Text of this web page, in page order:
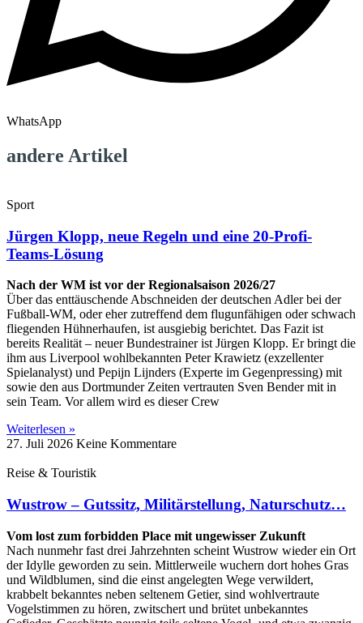
WhatsApp
andere Artikel
Sport
Jürgen Klopp, neue Regeln und eine 20-Profi-
Teams-Lösung
Nach der WM ist vor der Regionalsaison 2026/27
Über das enttäuschende Abschneiden der deutschen Adler bei der
Fußball-WM, oder eher zutreffend dem flugunfähigen oder schwach
fliegenden Hühnerhaufen, ist ausgiebig berichtet. Das Fazit ist
bereits Realität – neuer Bundestrainer ist Jürgen Klopp. Er bringt die
ihm aus Liverpool wohlbekannten Peter Krawietz (exzellenter
Spielanalyst) und Pepijn Lijnders (Experte im Gegenpressing) mit
sowie den aus Dortmunder Zeiten vertrauten Sven Bender mit in
sein Team. Vor allem wird es dieser Crew
Weiterlesen »
27. Juli 2026 Keine Kommentare
Reise & Touristik
Wustrow – Gutssitz, Militärstellung, Naturschutz…
Vom lost zum forbidden Place mit ungewisser Zukunft
Nach nunmehr fast drei Jahrzehnten scheint Wustrow wieder ein Ort
der Idylle geworden zu sein. Mittlerweile wuchern dort hohes Gras
und Wildblumen, sind die einst angelegten Wege verwildert,
krabbelt bekanntes neben seltenem Getier, sind wohlvertraute
Vogelstimmen zu hören, zwitschert und brütet unbekanntes